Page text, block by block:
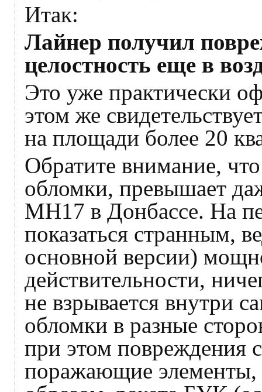
Итак:
Лайнер получил
целостность еще в
Это уже практически
этом же
на площади более 20
Обратите внимание,
обломки, превышает
MH17 в Донбассе. На
показаться странным,
основной версии)
действительности,
не взрывается внутри
обломки в разные
при этом повреждения
поражающие